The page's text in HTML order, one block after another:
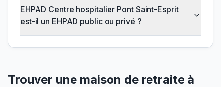
EHPAD Centre hospitalier Pont Saint-Esprit
est-il un EHPAD public ou privé ?
Trouver une maison de retraite à